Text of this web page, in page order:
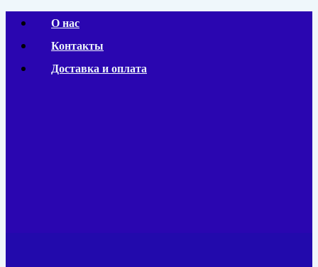
Перейти
содержимому
О нас
Контакты
Доставка и оплата